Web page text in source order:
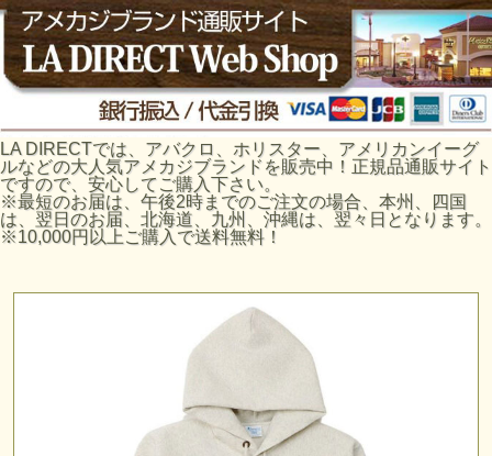
LA DIRECTでは、アバクロ、ホリスター、アメリカンイーグ
ルなどの大人気アメカジブランドを販売中！正規品通販サイト
ですので、安心してご購入下さい。
※最短のお届は、午後2時までのご注文の場合、本州、四国
は、翌日のお届、北海道、九州、沖縄は、翌々日となります。
※10,000円以上ご購入で送料無料！